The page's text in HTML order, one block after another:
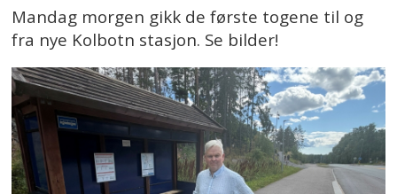
Mandag morgen gikk de første togene til og
fra nye Kolbotn stasjon. Se bilder!